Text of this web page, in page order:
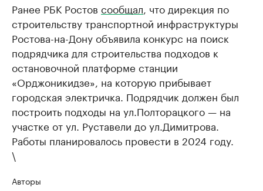
Ранее РБК Ростов сообщал , что дирекция по
строительству транспортной инфраструктуры
Ростова-на-Дону объявила конкурс на поиск
подрядчика для строительства подходов к
остановочной платформе станции
«Орджоникидзе», на которую прибывает
городская электричка. Подрядчик должен был
построить подходы на ул.Полторацкого — на
участке от ул. Руставели до ул.Димитрова.
Работы планировалось провести в 2024 году.
\
Авторы